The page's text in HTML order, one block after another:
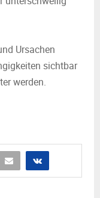
Ursachen
sichtbar
werden.